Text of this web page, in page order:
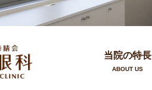
当院の特長
ABOUT US